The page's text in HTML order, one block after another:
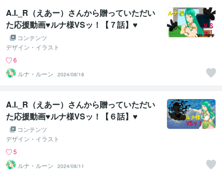
A.I._R（えあー）さんから贈っていただい
た応援動画♥ルナ様VSッ！【７話】♥
コンテンツ
デザイン・イラスト
6
ルナ・ルーン
2024/08/18
A.I._R（えあー）さんから贈っていただい
た応援動画♥ルナ様VSッ！【６話】♥
コンテンツ
デザイン・イラスト
5
ルナ・ルーン
2024/08/11